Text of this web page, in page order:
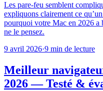
Les pare-feu semblent
expliquons clairement ce
pourquoi votre Mac en 2026 a
ne le pensez.
9 avril 2026·9 min de lecture
Meilleur
2026 — Testé &